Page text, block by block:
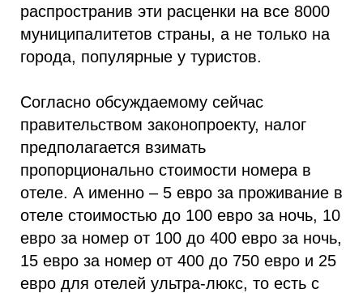
распространив эти расценки на все 8000
муниципалитетов страны, а не только на
города, популярные у туристов.
Согласно обсуждаемому сейчас
правительством законопроекту, налог
предполагается взимать
пропорционально стоимости номера в
отеле. А именно – 5 евро за проживание в
отеле стоимостью до 100 евро за ночь, 10
евро за номер от 100 до 400 евро за ночь,
15 евро за номер от 400 до 750 евро и 25
евро для отелей ультра-люкс, то есть с